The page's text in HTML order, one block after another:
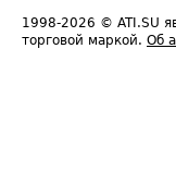
1998-2026 © ATI.SU
торговой маркой. Об